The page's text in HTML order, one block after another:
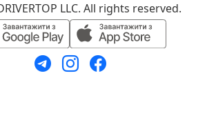
LLC. All rights reserved.